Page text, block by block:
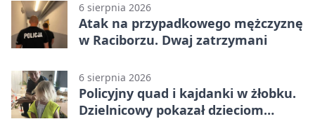
6 sierpnia 2026
Atak na przypadkowego mężczyznę
w Raciborzu. Dwaj zatrzymani
6 sierpnia 2026
Policyjny quad i kajdanki w żłobku.
Dzielnicowy pokazał dzieciom